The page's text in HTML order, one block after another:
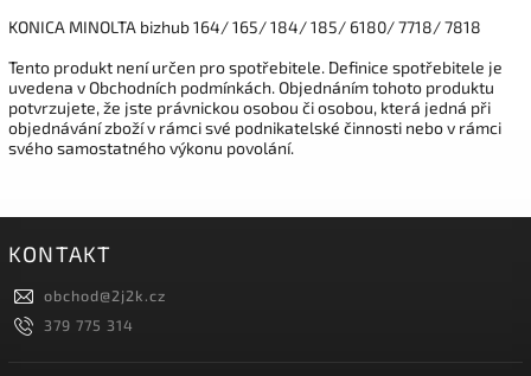
KONICA MINOLTA bizhub 164/ 165/ 184/ 185/ 6180/ 7718/ 7818
Tento produkt není určen pro spotřebitele. Definice spotřebitele je
uvedena v Obchodních podmínkách. Objednáním tohoto produktu
potvrzujete, že jste právnickou osobou či osobou, která jedná při
objednávání zboží v rámci své podnikatelské činnosti nebo v rámci
svého samostatného výkonu povolání.
KONTAKT
obchod@2j2k.cz
379 775 314